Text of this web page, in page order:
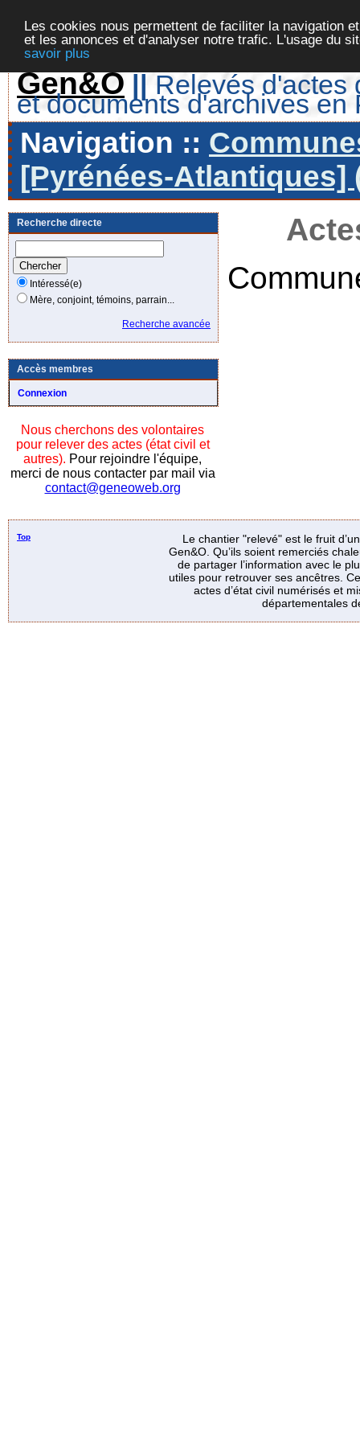
Les cookies nous permettent de faciliter la navigation
et les annonces et d'analyser notre trafic. L'usage du
savoir plus
Gen&O || Relevés d'actes
et documents d'archives en
Navigation ::
[Pyrénées-Atlantiques]
Recherche directe
Intéressé(e)
Mère, conjoint, témoins, parrain...
Recherche avancée
Accès membres
Connexion
Nous cherchons des volontaires
pour relever des actes (état civil et
autres). Pour rejoindre l'équipe,
merci de nous contacter par mail via
contact@geneoweb.org
Top
Le chantier "relevé" est le fruit
Gen&O. Qu’ils soient remerciés
de partager l’information avec le
utiles pour retrouver ses ancêtres.
actes d’état civil numérisés et
départementales